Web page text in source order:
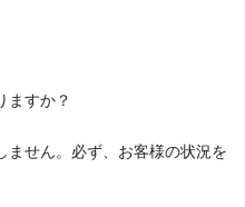
ますか？
ません。必ず、お客様の状況を